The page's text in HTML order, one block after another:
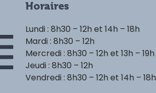
Horaires
Lundi : 8h30 – 12h et 14h – 18h
Mardi : 8h30 – 12h
Mercredi : 8h30 – 12h et 13h – 19h
Jeudi : 8h30 – 12h
Vendredi : 8h30 – 12h et 14h – 18h